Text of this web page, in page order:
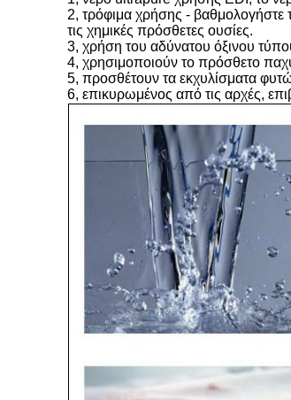
2, τρόφιμα χρήσης - βαθμολογήστε
τις χημικές πρόσθετες ουσίες.
3, χρήση του αδύνατου όξινου
4, χρησιμοποιούν το πρόσθετο
5, προσθέτουν τα εκχυλίσματα
6, επικυρωμένος από τις αρχές,